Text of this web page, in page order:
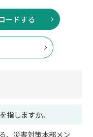
ロードする
指しますか。
、災害対策本部メン